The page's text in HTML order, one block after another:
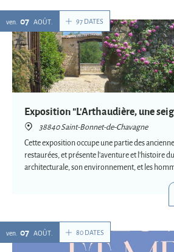
97 DATES
ven. 07 AOÛT
Exposition "L'Arthaudière, une
38840 Saint-Bonnet-de-Chavagne
Cette exposition occupe une partie des
restaurées, et présente l'aventure et l'histoire
architecturale, son environnement, et les
80 DATES
ven. 07 AOÛT